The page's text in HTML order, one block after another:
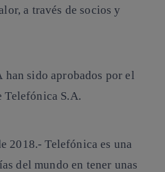
a través de socios y
sido aprobados por el
Telefónica S.A.
2018.-Telefónica es una
del mundo en tener unas